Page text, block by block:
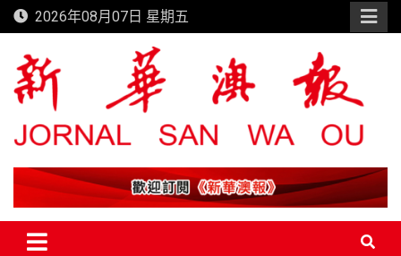
Skip
to
content
2026年08月07日 星期五
新華澳報